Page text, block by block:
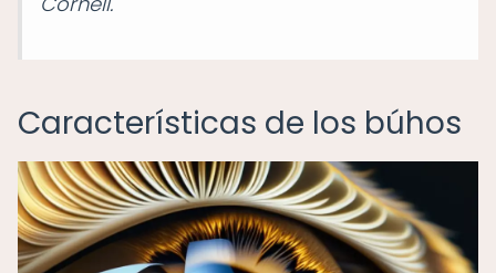
Características de los búhos